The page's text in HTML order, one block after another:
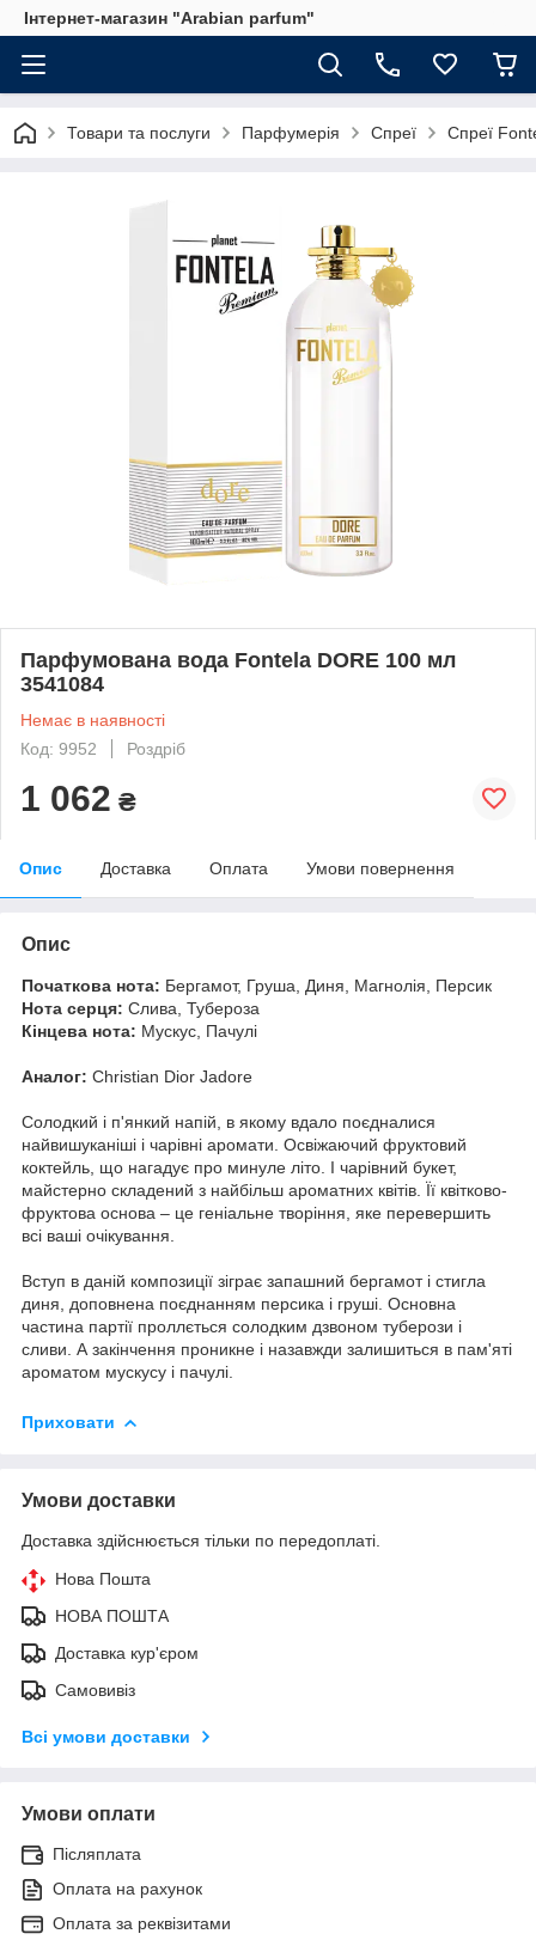
Інтернет-магазин "Arabian parfum"
Товари та послуги Парфумерія Спреї Спреї
Парфумована вода Fontela DORE 100 мл
3541084
Немає в наявності
Код: 9952
Роздріб
1 062 ₴
Опис Доставка Оплата Умови повернення
Опис
Початкова нота: Бергамот, Груша, Диня, Магнолія, Персик
Нота серця: Слива, Тубероза
Кінцева нота: Мускус, Пачулі
Аналог: Christian Dior Jadore
Солодкий і п'янкий напій, в якому вдало поєдналися
найвишуканіші і чарівні аромати. Освіжаючий фруктовий
коктейль, що нагадує про минуле літо. І чарівний букет,
майстерно складений з найбільш ароматних квітів. Її квітково-
фруктова основа – це геніальне творіння, яке перевершить
всі ваші очікування.
Вступ в даній композиції зіграє запашний бергамот і стигла
диня, доповнена поєднанням персика і груші. Основна
частина партії проллється солодким дзвоном туберози і
сливи. А закінчення проникне і назавжди залишиться в пам'яті
ароматом мускусу і пачулі.
Приховати
Умови доставки
Доставка здійснюється тільки по передоплаті.
Нова Пошта
НОВА ПОШТА
Доставка кур'єром
Самовивіз
Всі умови доставки
Умови оплати
Післяплата
Оплата на рахунок
Оплата за реквізитами